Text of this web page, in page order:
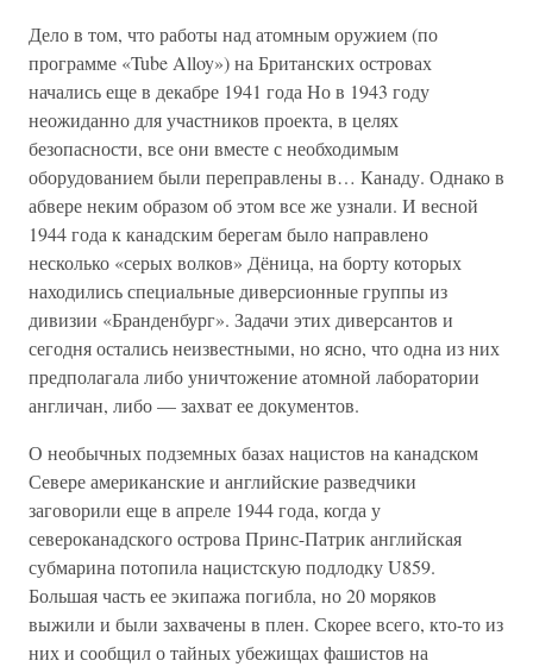
Дело в том, что работы над атомным оружием (по
программе «Tube Alloy») на Британских островах
начались еще в декабре 1941 года Но в 1943 году
неожиданно для участников проекта, в целях
безопасности, все они вместе с необходимым
оборудованием были переправлены в… Канаду. Однако в
абвере неким образом об этом все же узнали. И весной
1944 года к канадским берегам было направлено
несколько «серых волков» Дёница, на борту которых
находились специальные диверсионные группы из
дивизии «Бранденбург». Задачи этих диверсантов и
сегодня остались неизвестными, но ясно, что одна из них
предполагала либо уничтожение атомной лаборатории
англичан, либо — захват ее документов.
О необычных подземных базах нацистов на канадском
Севере американские и английские разведчики
заговорили еще в апреле 1944 года, когда у
североканадского острова Принс-Патрик английская
субмарина потопила нацистскую подлодку U859.
Большая часть ее экипажа погибла, но 20 моряков
выжили и были захвачены в плен. Скорее всего, кто-то из
них и сообщил о тайных убежищах фашистов на